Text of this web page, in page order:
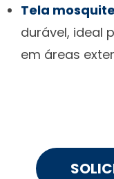
Tela
durável, ideal
em áreas